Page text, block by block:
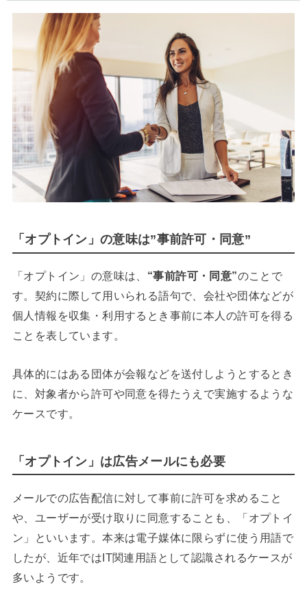
「オプトイン」の意味は”事前許可・同意”
「オプトイン」の意味は、 “事前許可・同意”のことで
す。契約に際して用いられる語句で、会社や団体などが
個人情報を収集・利用するとき事前に本人の許可を得る
ことを表しています。
具体的にはある団体が会報などを送付しようとするとき
に、対象者から許可や同意を得たうえで実施するような
ケースです。
「オプトイン」は広告メールにも必要
メールでの広告配信に対して事前に許可を求めること
や、ユーザーが受け取りに同意することも、「オプトイ
ン」といいます。本来は電子媒体に限らずに使う用語で
したが、近年ではIT関連用語として認識されるケースが
多いようです。